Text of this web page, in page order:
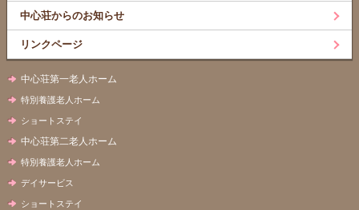
中心荘からのお知らせ
リンクページ
中心荘第一老人ホーム
特別養護老人ホーム
ショートステイ
中心荘第二老人ホーム
特別養護老人ホーム
デイサービス
ショートステイ